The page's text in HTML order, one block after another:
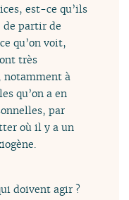
est-ce qu’ils
de partir de
qu’on voit,
très
notamment à
qu’on a en
par
où il y a un
doivent agir ?